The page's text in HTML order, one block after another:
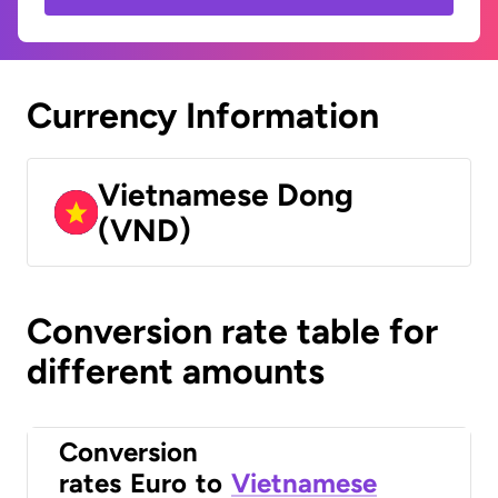
Currency Information
Vietnamese Dong
(VND)
Conversion rate table for
different amounts
Conversion
rates Euro to Vietnamese